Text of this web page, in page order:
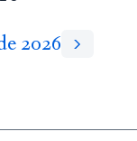
2026